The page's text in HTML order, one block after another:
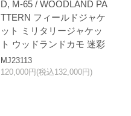
D, M-65 / WOODLAND PA
TTERN フィールドジャケ
ット ミリタリージャケッ
ト ウッドランドカモ 迷彩
MJ23113
120,000円(税込132,000円)